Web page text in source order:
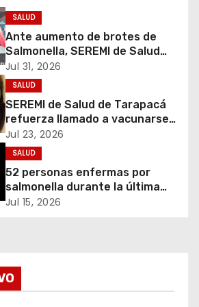
SALUD
Ante aumento de brotes de
Salmonella, SEREMI de Salud
refuerza prohibición del uso de
huevos crudos
Jul 31, 2026
SALUD
SEREMI de Salud de Tarapacá
refuerza llamado a vacunarse
tras ampliación de campaña
contra la influenza para toda la
población
Jul 23, 2026
SALUD
52 personas enfermas por
salmonella durante la última
semana
Jul 15, 2026